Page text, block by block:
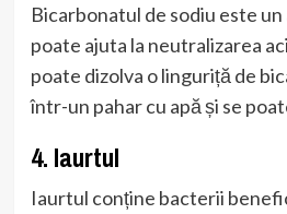
Bicarbonatul de sodiu este
poate ajuta la neutralizarea
poate dizolva o linguriță de
într-un pahar cu apă și se
4. Iaurtul
Iaurtul conține bacterii